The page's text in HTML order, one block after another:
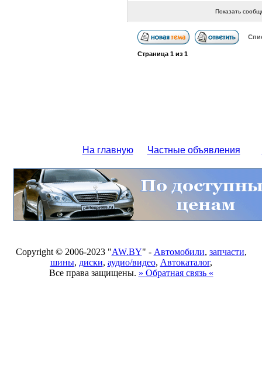
Показать
Страница 1из 1
На главную Частные объявления
Copyright © 2006-2023 "AW.BY" - Автомобили, запчасти,
шины, диски, аудио/видео, Автокаталог,
Все права защищены. » Обратная связь «